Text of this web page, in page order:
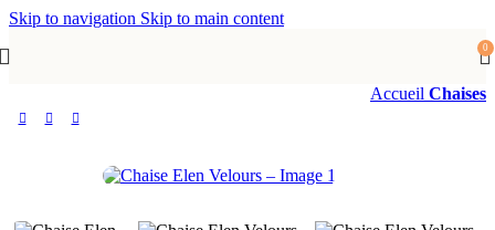
Skip to navigation Skip to main content
0
Accueil Chaises